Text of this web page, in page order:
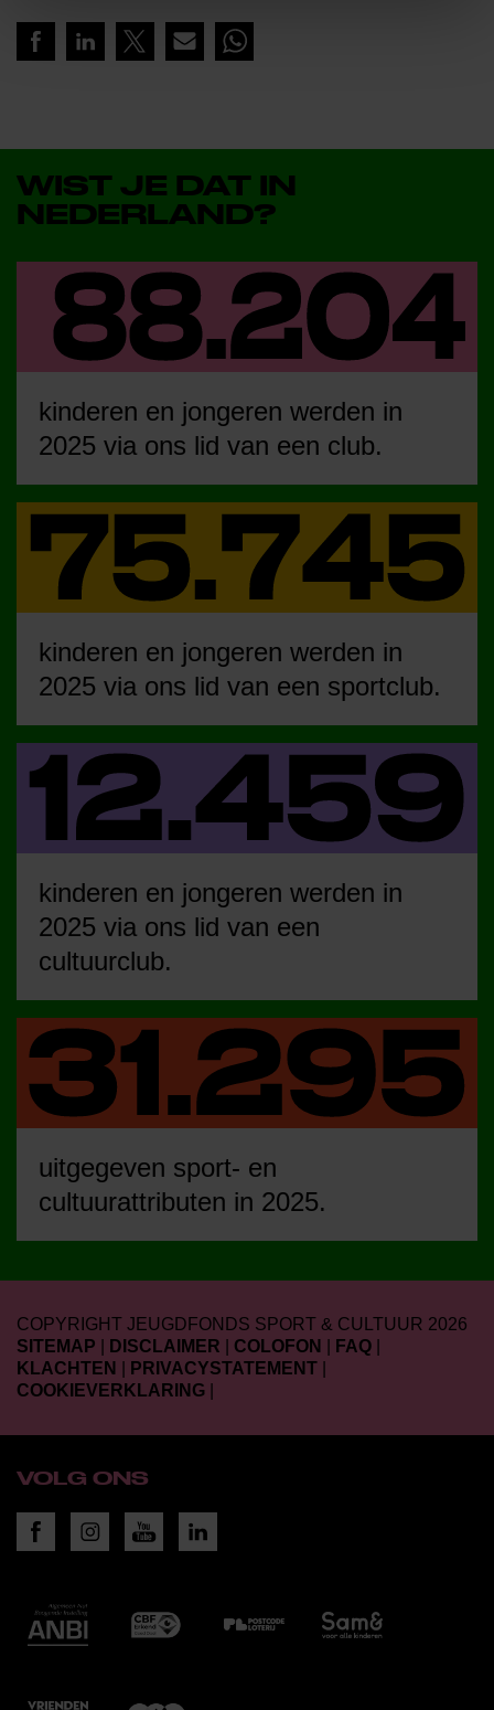
WIST JE DAT IN
NEDERLAND?
kinderen en jongeren werden in
2025 via ons lid van een club.
kinderen en jongeren werden in
2025 via ons lid van een sportclub.
kinderen en jongeren werden in
2025 via ons lid van een
cultuurclub.
uitgegeven sport- en
cultuurattributen in 2025.
COPYRIGHT JEUGDFONDS SPORT & CULTUUR 2026
SITEMAP
DISCLAIMER COLOFON FAQ
KLACHTEN
PRIVACYSTATEMENT
COOKIEVERKLARING
VOLG ONS